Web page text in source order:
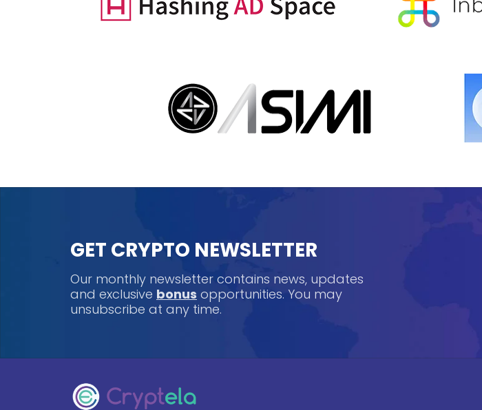
GET CRYPTO NEWSLETTER
Our monthly newsletter contains news, updates
and exclusive bonus opportunities. You may
unsubscribe at any time.